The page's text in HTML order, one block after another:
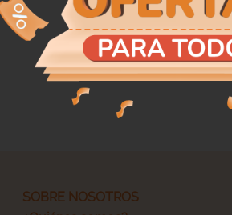
SOBRE NOSOTROS